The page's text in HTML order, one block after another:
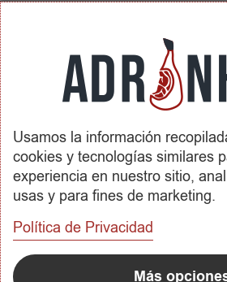
Condiciones de Contratación
Envíos y Devoluciones
SOBRE ADRINHOA
Conócenos
Contactar
REDES SOCIALES
METODOS DE PAGO
Usamos la información
cookies y tecnologías similares
experiencia en nuestro sitio,
usas y para fines de marketing.
Política de Privacidad
Más